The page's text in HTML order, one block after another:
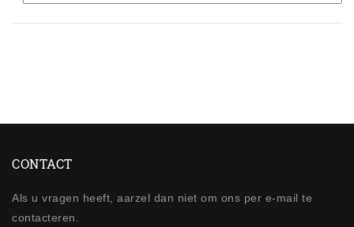
CONTACT
Als u vragen heeft, aarzel dan niet om ons per e-mail te
contacteren.